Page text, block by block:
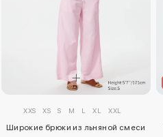
XXS XS S M L XL XXL
Широкие брюки из льняной смеси